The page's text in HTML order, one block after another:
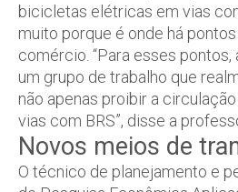
bicicletas elétricas em vias
muito porque é onde há
comércio. “Para esses
um grupo de trabalho que
não apenas proibir a
vias com BRS”, disse a
Novos meios de
O técnico de planejamento e